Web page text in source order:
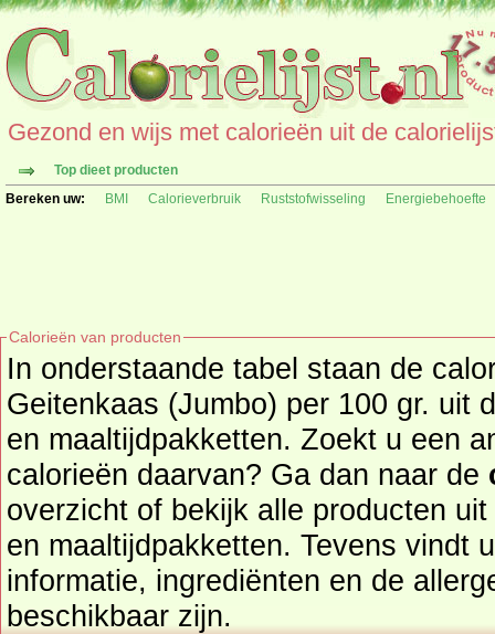
Gezond en wijs met calorieën uit de
Top dieet producten
Bereken uw:
BMI Calorieverbruik Ruststofwisseling Energiebehoefte
Calorieën van producten
In onderstaande tabel staan de
Geitenkaas (Jumbo) per 100 gr. uit
en maaltijdpakketten. Zoekt u een ander product en de
calorieën daarvan? Ga dan naar de
overzicht of bekijk alle
en maaltijdpakketten. Tevens vindt u ook de uitgebreide calorie
informatie, ingrediënten en de
beschikbaar zijn.